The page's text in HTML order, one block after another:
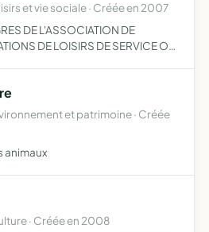
et vie sociale · Créée en 2007
DE L'ASSOCIATION DE
DE LOISIRS DE SERVICE OU
et patrimoine · Créée
animaux
· Créée en 2008